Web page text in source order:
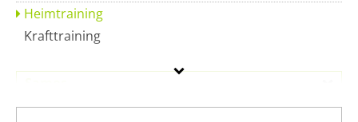
Heimtraining
Krafttraining